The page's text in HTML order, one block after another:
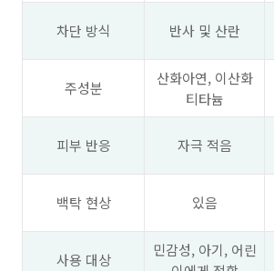
차단 방식 반사 및 산란
주성분
산화아연, 이산화
티타늄
피부 반응 자극 적음
백탁 현상 있음
사용 대상
민감성, 아기, 어린